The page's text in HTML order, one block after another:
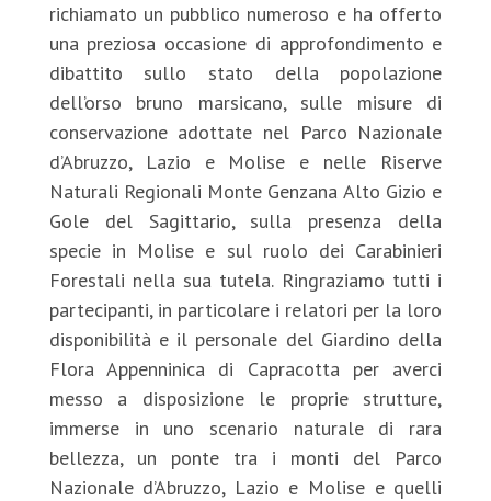
richiamato un pubblico numeroso e ha offerto
una preziosa occasione di approfondimento e
dibattito sullo stato della popolazione
dell’orso bruno marsicano, sulle misure di
conservazione adottate nel Parco Nazionale
d’Abruzzo, Lazio e Molise e nelle Riserve
Naturali Regionali Monte Genzana Alto Gizio e
Gole del Sagittario, sulla presenza della
specie in Molise e sul ruolo dei Carabinieri
Forestali nella sua tutela. Ringraziamo tutti i
partecipanti, in particolare i relatori per la loro
disponibilità e il personale del Giardino della
Flora Appenninica di Capracotta per averci
messo a disposizione le proprie strutture,
immerse in uno scenario naturale di rara
bellezza, un ponte tra i monti del Parco
Nazionale d’Abruzzo, Lazio e Molise e quelli